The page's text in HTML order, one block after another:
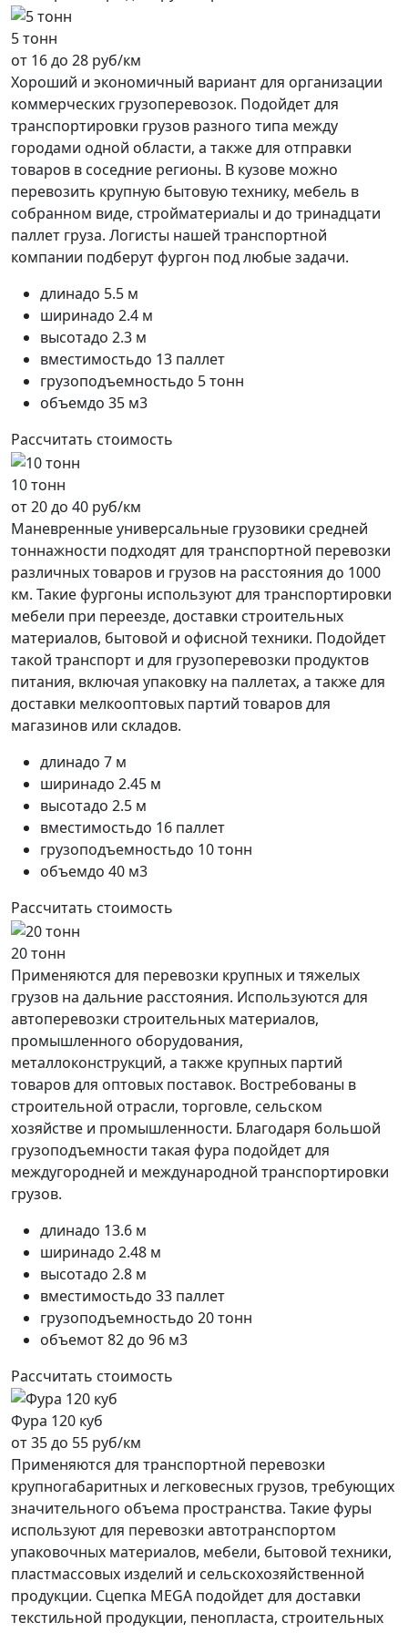
5 тонн
от 16 до 28 руб/км
Хороший и экономичный вариант для организации
коммерческих грузоперевозок. Подойдет для
транспортировки грузов разного типа между
городами одной области, а также для отправки
товаров в соседние регионы. В кузове можно
перевозить крупную бытовую технику, мебель в
собранном виде, стройматериалы и до тринадцати
паллет груза. Логисты нашей транспортной
компании подберут фургон под любые задачи.
длинадо 5.5 м
ширинадо 2.4 м
высотадо 2.3 м
вместимостьдо 13 паллет
грузоподъемностьдо 5 тонн
объемдо 35 м3
Рассчитать стоимость
10 тонн
от 20 до 40 руб/км
Маневренные универсальные грузовики средней
тоннажности подходят для транспортной перевозки
различных товаров и грузов на расстояния до 1000
км. Такие фургоны используют для транспортировки
мебели при переезде, доставки строительных
материалов, бытовой и офисной техники. Подойдет
такой транспорт и для грузоперевозки продуктов
питания, включая упаковку на паллетах, а также для
доставки мелкооптовых партий товаров для
магазинов или складов.
длинадо 7 м
ширинадо 2.45 м
высотадо 2.5 м
вместимостьдо 16 паллет
грузоподъемностьдо 10 тонн
объемдо 40 м3
Рассчитать стоимость
20 тонн
Применяются для перевозки крупных и тяжелых
грузов на дальние расстояния. Используются для
автоперевозки строительных материалов,
промышленного оборудования,
металлоконструкций, а также крупных партий
товаров для оптовых поставок. Востребованы в
строительной отрасли, торговле, сельском
хозяйстве и промышленности. Благодаря большой
грузоподъемности такая фура подойдет для
междугородней и международной транспортировки
грузов.
длинадо 13.6 м
ширинадо 2.48 м
высотадо 2.8 м
вместимостьдо 33 паллет
грузоподъемностьдо 20 тонн
объемот 82 до 96 м3
Рассчитать стоимость
Фура 120 куб
от 35 до 55 руб/км
Применяются для транспортной перевозки
крупногабаритных и легковесных грузов, требующих
значительного объема пространства. Такие фуры
используют для перевозки автотранспортом
упаковочных материалов, мебели, бытовой техники,
пластмассовых изделий и сельскохозяйственной
продукции. Сцепка MEGA подойдет для доставки
текстильной продукции, пенопласта, строительных